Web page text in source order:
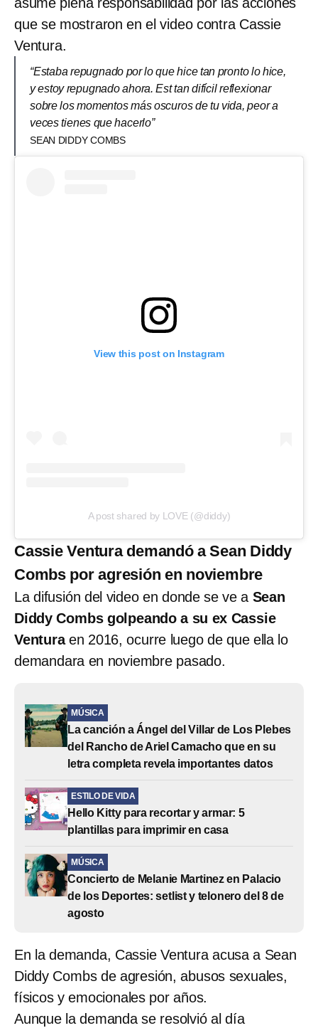
que se mostraron en el video contra Cassie
Ventura.
“Estaba repugnado por lo que hice tan pronto lo hice,
y estoy repugnado ahora. Est tan difícil reflexionar
sobre los momentos más oscuros de tu vida, peor a
veces tienes que hacerlo”
SEAN DIDDY COMBS
View this post on Instagram
A post shared by LOVE (@diddy)
Cassie Ventura demandó a Sean Diddy
Combs por agresión en noviembre
La difusión del video en donde se ve a Sean
Diddy Combs golpeando a su ex Cassie
Venturaen 2016, ocurre luego de que ella lo
demandara en noviembre pasado.
MÚSICA
La canción a Ángel del Villar de Los Plebes
del Rancho de Ariel Camacho que en su
letra completa revela importantes datos
ESTILO DE VIDA
Hello Kitty para recortar y armar: 5
plantillas para imprimir en casa
MÚSICA
Concierto de Melanie Martinez en Palacio
de los Deportes: setlist y telonero del 8 de
agosto
En la demanda, Cassie Ventura acusa a Sean
Diddy Combs de agresión, abusos sexuales,
físicos y emocionales por años.
Aunque la demanda se resolvió al día